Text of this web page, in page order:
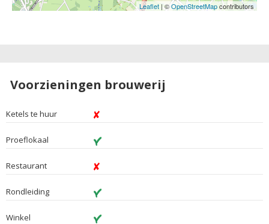
Leaflet | ©OpenStreetMapcontributors
Voorzieningen brouwerij
Ketels te huur
Proeflokaal
Restaurant
Rondleiding
Winkel